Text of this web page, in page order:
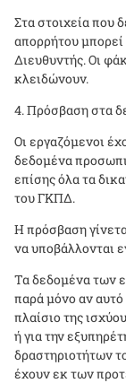
Στα στοιχεία που
απορρήτου
Διευθυντής. Οι
κλειδώνουν.
Πρόσβαση στα
Οι εργαζόμενοι
δεδομένα
επίσης όλα τα
του ΓΚΠΔ.
Η πρόσβαση
να υποβάλλονται
Τα δεδομένα των
παρά μόνο αν αυτό
πλαίσιο της
ή για την
δραστηριοτήτων
έχουν εκ των